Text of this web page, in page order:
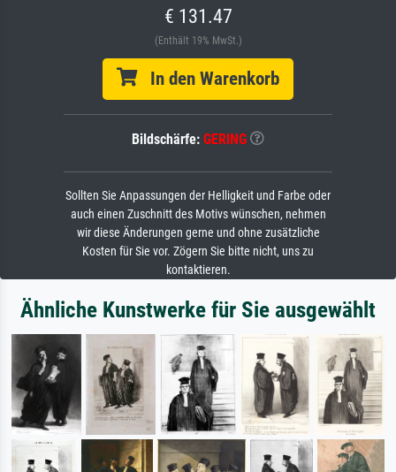
€ 131.47
(Enthält 19% MwSt.)
In den Warenkorb
Bildschärfe: GERING
Sollten Sie Anpassungen der Helligkeit und Farbe oder
auch einen Zuschnitt des Motivs wünschen, nehmen
wir diese Änderungen gerne und ohne zusätzliche
Kosten für Sie vor. Zögern Sie bitte nicht, uns zu
kontaktieren.
Ähnliche Kunstwerke für Sie ausgewählt